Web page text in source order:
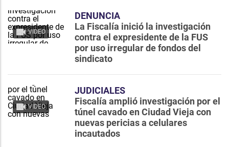
VIDEO
DENUNCIA
La Fiscalía inició la investigación
contra el expresidente de la FUS
por uso irregular de fondos del
sindicato
VIDEO
JUDICIALES
Fiscalía amplió investigación por el
túnel cavado en Ciudad Vieja con
nuevas pericias a celulares
incautados